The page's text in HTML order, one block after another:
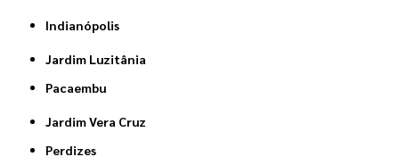
Indianópolis
Jardim Luzitânia
Pacaembu
Jardim Vera Cruz
Perdizes